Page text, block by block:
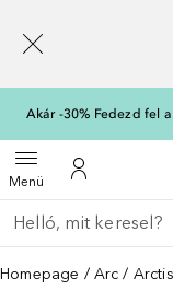
Akár -30% Fedezd fel
MenüMenü megnyitása
A fiókomhoz
Menj vissza
Keresés végrehajtása
Homepage Arc